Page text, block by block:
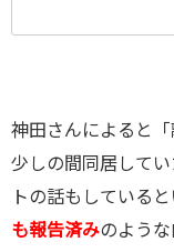
神田さんによると
少しの間同居して
トの話もしていると
も報告済みのような